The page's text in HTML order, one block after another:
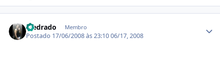
Medrado Membro
Postado 17/06/2008 às 23:1006/17, 2008